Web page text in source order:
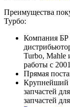
Преимущества
Турбо:
Компания БР
Turbo, Mahle
работы с
Прямая
Крупнейший
запчастей
запчастей